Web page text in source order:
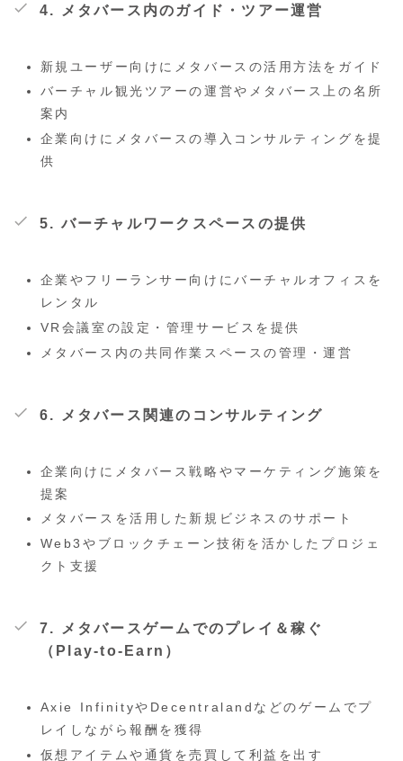
4. メタバース内のガイド・ツアー運営
新規ユーザー向けにメタバースの活用方法をガイド
バーチャル観光ツアーの運営やメタバース上の名所
案内
企業向けにメタバースの導入コンサルティングを提
供
5. バーチャルワークスペースの提供
企業やフリーランサー向けにバーチャルオフィスを
レンタル
VR会議室の設定・管理サービスを提供
メタバース内の共同作業スペースの管理・運営
6. メタバース関連のコンサルティング
企業向けにメタバース戦略やマーケティング施策を
提案
メタバースを活用した新規ビジネスのサポート
Web3やブロックチェーン技術を活かしたプロジェ
クト支援
7. メタバースゲームでのプレイ＆稼ぐ
（Play-to-Earn）
Axie InfinityやDecentralandなどのゲームでプ
レイしながら報酬を獲得
仮想アイテムや通貨を売買して利益を出す